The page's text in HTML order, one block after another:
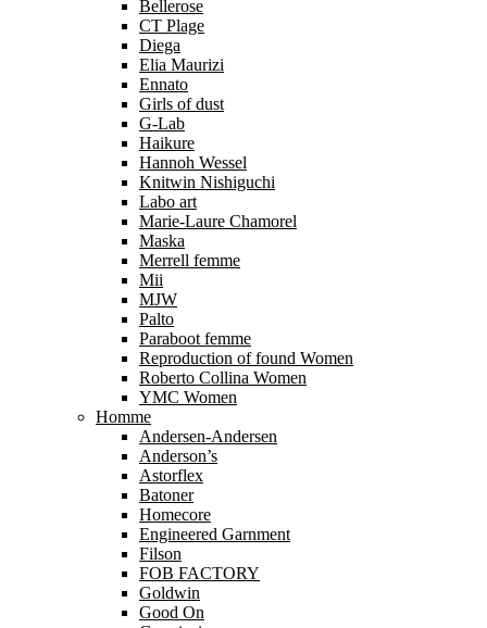
Bellerose
CT Plage
Diega
Elia Maurizi
Ennato
Girls of dust
G-Lab
Haikure
Hannoh Wessel
Knitwin Nishiguchi
Labo art
Marie-Laure Chamorel
Maska
Merrell femme
Mii
MJW
Palto
Paraboot femme
Reproduction of found Women
Roberto Collina Women
YMC Women
Homme
Andersen-Andersen
Anderson’s
Astorflex
Batoner
Homecore
Engineered Garnment
Filson
FOB FACTORY
Goldwin
Good On